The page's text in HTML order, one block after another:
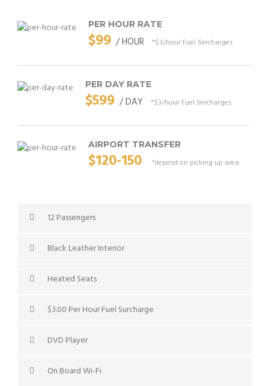
PER HOUR RATE
$99 / HOUR *$3/hour Fuel Sercharges
PER DAY RATE
$599 / DAY *$3/hour Fuel Sercharges
AIRPORT TRANSFER
$120-150 *depend on picking up area
12 Passengers
Black Leather Interior
Heated Seats
$3.00 Per Hour Fuel Surcharge
DVD Player
On Board Wi-Fi